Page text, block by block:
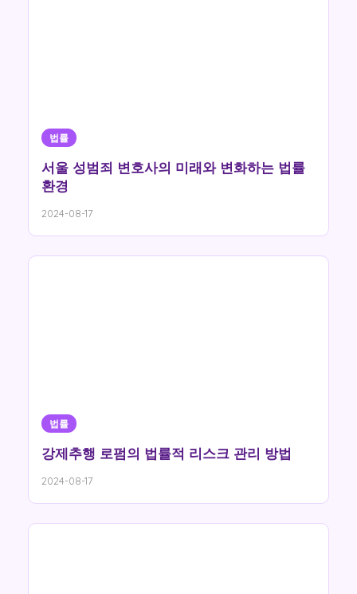
법률
서울 성범죄 변호사의 미래와 변화하는 법률
환경
2024-08-17
법률
강제추행 로펌의 법률적 리스크 관리 방법
2024-08-17